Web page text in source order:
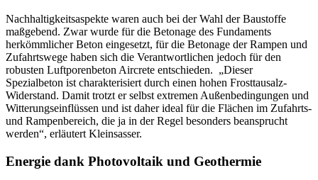
Nachhaltigkeitsaspekte waren auch bei der Wahl der Baustoffe
maßgebend. Zwar wurde für die Betonage des Fundaments
herkömmlicher Beton eingesetzt, für die Betonage der Rampen und
Zufahrtswege haben sich die Verantwortlichen jedoch für den
robusten Luftporenbeton Aircrete entschieden. „Dieser
Spezialbeton ist charakterisiert durch einen hohen Frosttausalz-
Widerstand. Damit trotzt er selbst extremen Außenbedingungen und
Witterungseinflüssen und ist daher ideal für die Flächen im Zufahrts-
und Rampenbereich, die ja in der Regel besonders beansprucht
werden“, erläutert Kleinsasser.
Energie dank Photovoltaik und Geothermie